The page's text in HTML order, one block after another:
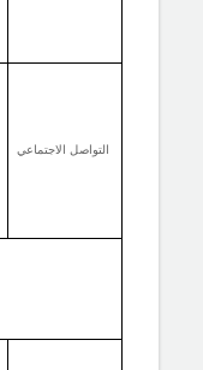
التواصل الاجتماعي